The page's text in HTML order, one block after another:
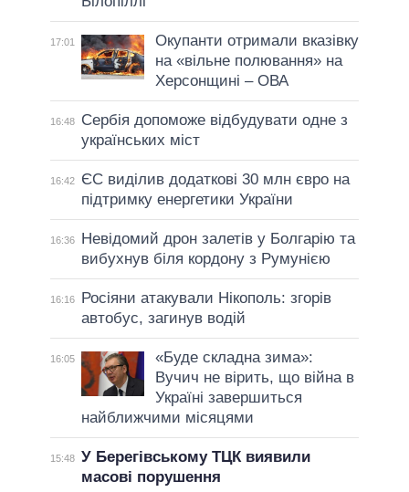
17:01
Окупанти отримали вказівку
на «вільне полювання» на
Херсонщині – ОВА
16:48
Сербія допоможе відбудувати одне з
українських міст
16:42
ЄС виділив додаткові 30 млн євро на
підтримку енергетики України
16:36
Невідомий дрон залетів у Болгарію та
вибухнув біля кордону з Румунією
16:16
Росіяни атакували Нікополь: згорів
автобус, загинув водій
16:05
«Буде складна зима»:
Вучич не вірить, що війна в
Україні завершиться
найближчими місяцями
15:48 У Берегівському ТЦК виявили
масові порушення